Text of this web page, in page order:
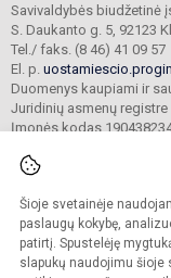
Šioje svetainėje
paslaugų kokybę,
patirtį. Spustelėję
slapukų naudojimu šioje
Savivaldybės biudžetinė
S. Daukanto g. 5, 92123
Tel./ faks. (8 46) 41 09 57
El. p.
Duomenys kaupiami ir
Juridinių asmenų registre
Įmonės kodas
© 2023. Klaipėdos
Kopijuoti turinį be